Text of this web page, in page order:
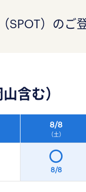
SPOT）のご
含む）
8/8
（土）
8/8